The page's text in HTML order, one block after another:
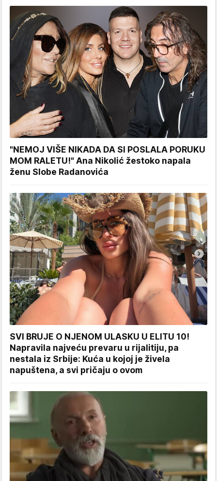
"NEMOJ VIŠE NIKADA DA SI POSLALA PORUKU
MOM RALETU!" Ana Nikolić žestoko napala
ženu Slobe Radanovića
SVI BRUJE O NJENOM ULASKU U ELITU 10!
Napravila najveću prevaru u rijalitiju, pa
nestala iz Srbije: Kuća u kojoj je živela
napuštena, a svi pričaju o ovom